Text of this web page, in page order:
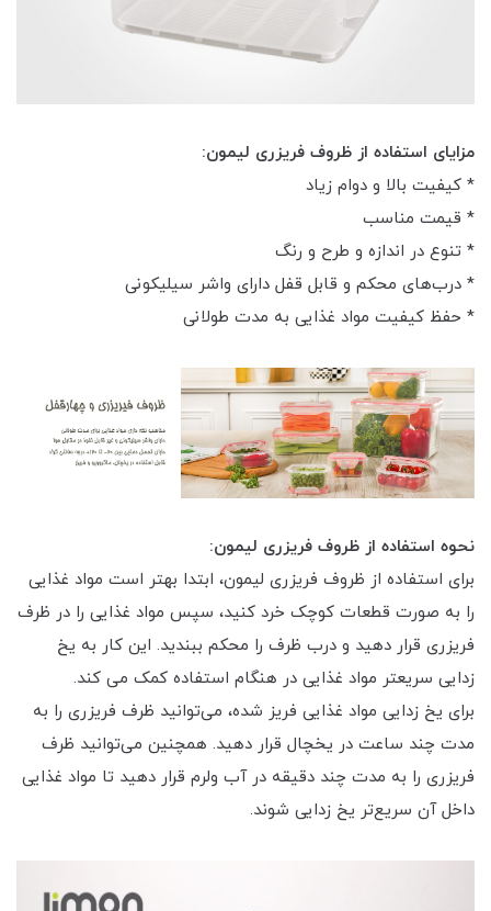
مزایای استفاده از ظروف فریزری لیمون:
* کیفیت بالا و دوام زیاد
* قیمت مناسب
* تنوع در اندازه و طرح و رنگ
* درب‌های محکم و قابل قفل دارای واشر سیلیکونی
* حفظ کیفیت مواد غذایی به مدت طولانی
نحوه استفاده از ظروف فریزری لیمون:
برای استفاده از ظروف فریزری لیمون، ابتدا بهتر است مواد غذایی
را به صورت قطعات کوچک خرد کنید، سپس مواد غذایی را در ظرف
فریزری قرار دهید و درب ظرف را محکم ببندید. این کار به یخ
زدایی سریعتر مواد غذایی در هنگام استفاده کمک می کند.
برای یخ زدایی مواد غذایی فریز شده، می‌توانید ظرف فریزری را به
مدت چند ساعت در یخچال قرار دهید. همچنین می‌توانید ظرف
فریزری را به مدت چند دقیقه در آب ولرم قرار دهید تا مواد غذایی
داخل آن سریع‌تر یخ زدایی شوند.